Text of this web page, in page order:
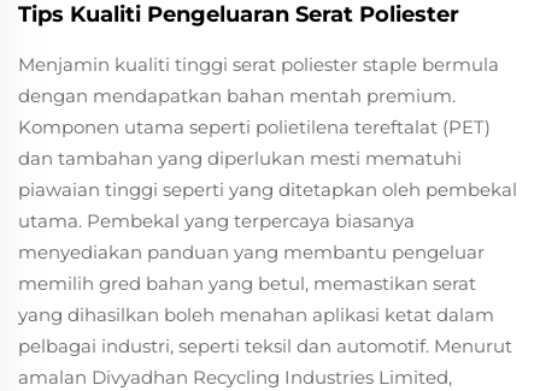
Tips Kualiti Pengeluaran Serat Poliester
Menjamin kualiti tinggi serat poliester staple bermula
dengan mendapatkan bahan mentah premium.
Komponen utama seperti polietilena tereftalat (PET)
dan tambahan yang diperlukan mesti mematuhi
piawaian tinggi seperti yang ditetapkan oleh pembekal
utama. Pembekal yang terpercaya biasanya
menyediakan panduan yang membantu pengeluar
memilih gred bahan yang betul, memastikan serat
yang dihasilkan boleh menahan aplikasi ketat dalam
pelbagai industri, seperti teksil dan automotif. Menurut
amalan Divyadhan Recycling Industries Limited,